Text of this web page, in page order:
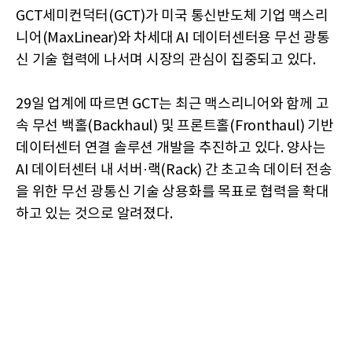
GCT세미컨덕터(GCT)가 미국 통신반도체 기업 맥스리
니어(MaxLinear)와 차세대 AI 데이터센터용 무선 광통
신 기술 협력에 나서며 시장의 관심이 집중되고 있다.
29일 업계에 따르면 GCT는 최근 맥스리니어와 함께 고
속 무선 백홀(Backhaul) 및 프론트홀(Fronthaul) 기반
데이터센터 연결 솔루션 개발을 추진하고 있다. 양사는
AI 데이터센터 내 서버·랙(Rack) 간 초고속 데이터 전송
을 위한 무선 광통신 기술 상용화를 목표로 협력을 확대
하고 있는 것으로 알려졌다.